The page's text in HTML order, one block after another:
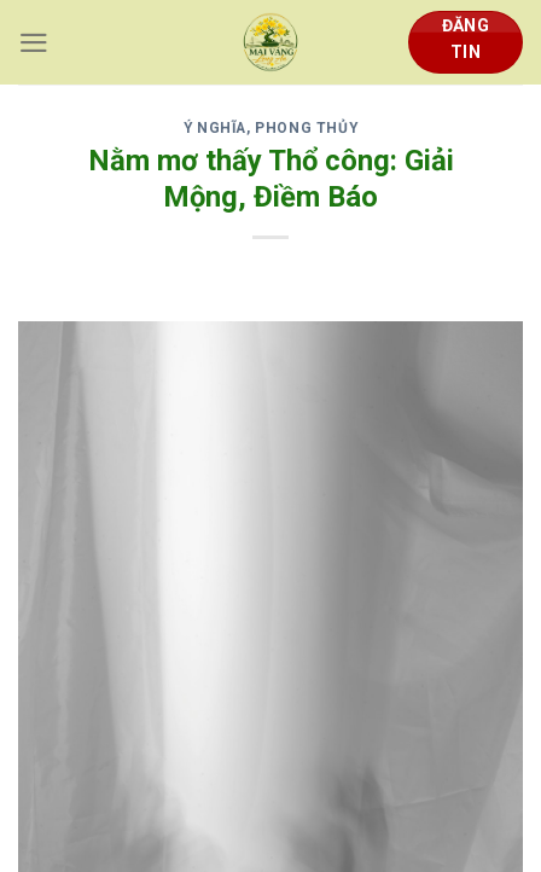
content
ĐĂNG
TIN
Ý NGHĨA, PHONG THỦY
Nằm mơ thấy Thổ công: Giải
Mộng, Điềm Báo